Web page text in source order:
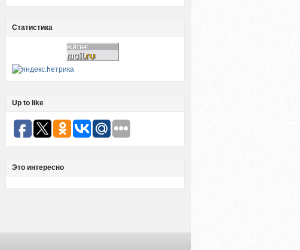
Статистика
Up to like
Это интересно